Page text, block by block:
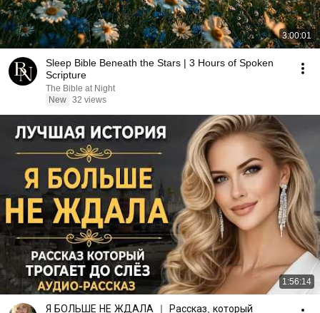
3:00:01
Sleep Bible Beneath the Stars | 3 Hours of Spoken
Scripture
The Bible at Night
New 32 views
1:56:14
Я БОЛЬШЕ НЕ ЖДАЛА ｜ Рассказ, который